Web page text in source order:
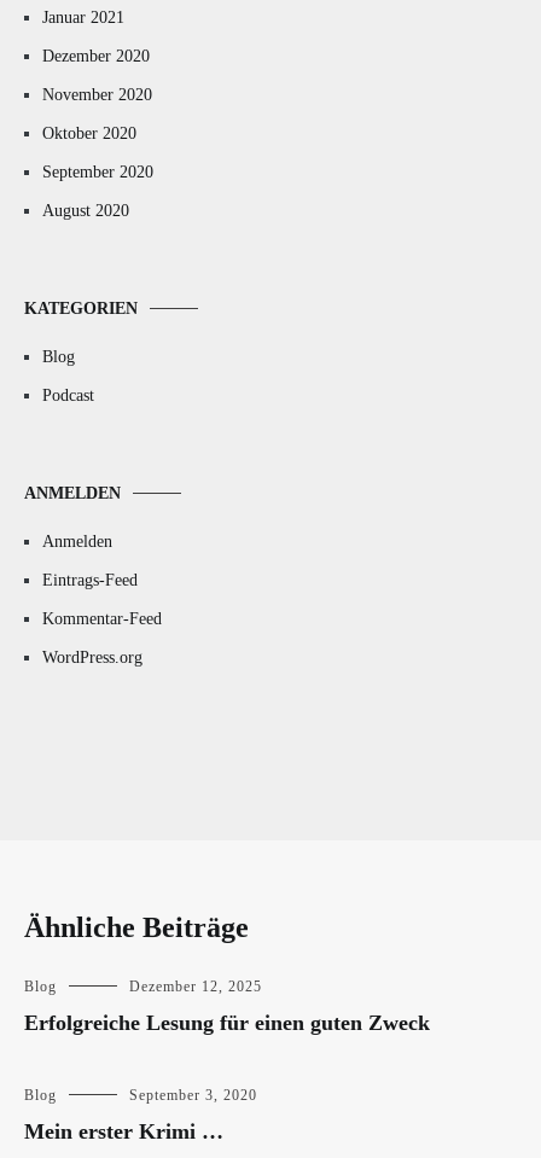
Januar 2021
Dezember 2020
November 2020
Oktober 2020
September 2020
August 2020
KATEGORIEN
Blog
Podcast
ANMELDEN
Anmelden
Eintrags-Feed
Kommentar-Feed
WordPress.org
Ähnliche Beiträge
Blog Dezember 12, 2025
Erfolgreiche Lesung für einen guten Zweck
Blog September 3, 2020
Mein erster Krimi …